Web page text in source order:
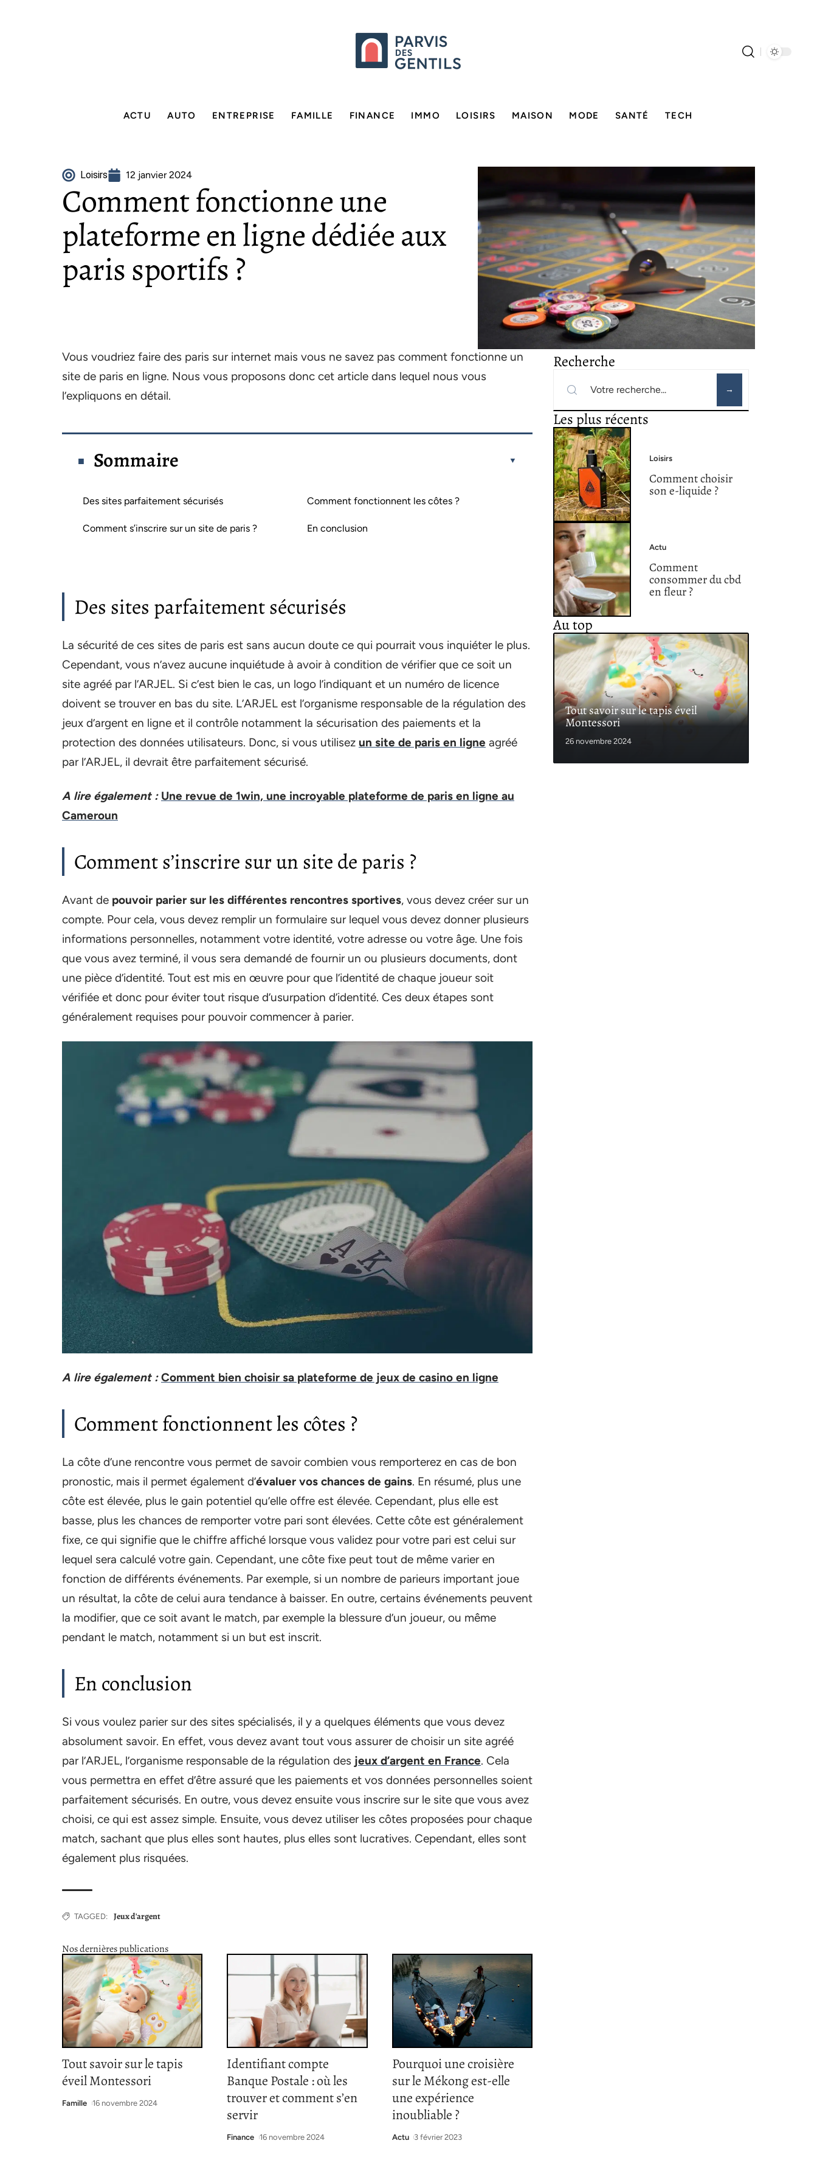
ACTU AUTO ENTREPRISE FAMILLE FINANCE IMMO LOISIRS MAISON MODE SANTÉ TECH
Loisirs 12 janvier 2024
Comment fonctionne une
plateforme en ligne dédiée aux
paris sportifs ?
Vous voudriez faire des paris sur internet mais vous ne savez pas comment fonctionne un
site de paris en ligne. Nous vous proposons donc cet article dans lequel nous vous
l’expliquons en détail.
Sommaire
Des sites parfaitement sécurisés
Comment s’inscrire sur un site de paris ?
Comment fonctionnent les côtes ?
En conclusion
Des sites parfaitement sécurisés
La sécurité de ces sites de paris est sans aucun doute ce qui pourrait vous inquiéter le plus.
Cependant, vous n’avez aucune inquiétude à avoir à condition de vérifier que ce soit un
site agréé par l’ARJEL. Si c’est bien le cas, un logo l’indiquant et un numéro de licence
doivent se trouver en bas du site. L’ARJEL est l’organisme responsable de la régulation des
jeux d’argent en ligne et il contrôle notamment la sécurisation des paiements et la
protection des données utilisateurs. Donc, si vous utilisez un site de paris en ligne agréé
par l’ARJEL, il devrait être parfaitement sécurisé.
A lire également : Une revue de 1win, une incroyable plateforme de paris en ligne au
Cameroun
Comment s’inscrire sur un site de paris ?
Avant de pouvoir parier sur les différentes rencontres sportives, vous devez créer sur un
compte. Pour cela, vous devez remplir un formulaire sur lequel vous devez donner plusieurs
informations personnelles, notamment votre identité, votre adresse ou votre âge. Une fois
que vous avez terminé, il vous sera demandé de fournir un ou plusieurs documents, dont
une pièce d’identité. Tout est mis en œuvre pour que l’identité de chaque joueur soit
vérifiée et donc pour éviter tout risque d’usurpation d’identité. Ces deux étapes sont
généralement requises pour pouvoir commencer à parier.
A lire également : Comment bien choisir sa plateforme de jeux de casino en ligne
Comment fonctionnent les côtes ?
La côte d’une rencontre vous permet de savoir combien vous remporterez en cas de bon
pronostic, mais il permet également d’évaluer vos chances de gains. En résumé, plus une
côte est élevée, plus le gain potentiel qu’elle offre est élevée. Cependant, plus elle est
basse, plus les chances de remporter votre pari sont élevées. Cette côte est généralement
fixe, ce qui signifie que le chiffre affiché lorsque vous validez pour votre pari est celui sur
lequel sera calculé votre gain. Cependant, une côte fixe peut tout de même varier en
fonction de différents événements. Par exemple, si un nombre de parieurs important joue
un résultat, la côte de celui aura tendance à baisser. En outre, certains événements peuvent
la modifier, que ce soit avant le match, par exemple la blessure d’un joueur, ou même
pendant le match, notamment si un but est inscrit.
En conclusion
Si vous voulez parier sur des sites spécialisés, il y a quelques éléments que vous devez
absolument savoir. En effet, vous devez avant tout vous assurer de choisir un site agréé
par l’ARJEL, l’organisme responsable de la régulation des jeux d’argent en France. Cela
vous permettra en effet d’être assuré que les paiements et vos données personnelles soient
parfaitement sécurisés. En outre, vous devez ensuite vous inscrire sur le site que vous avez
choisi, ce qui est assez simple. Ensuite, vous devez utiliser les côtes proposées pour chaque
match, sachant que plus elles sont hautes, plus elles sont lucratives. Cependant, elles sont
également plus risquées.
TAGGED: Jeux d'argent
Nos dernières publications
Tout savoir sur le tapis
éveil Montessori
Famille 16 novembre 2024
Identifiant compte
Banque Postale : où les
trouver et comment s’en
servir
Finance 16 novembre 2024
Pourquoi une croisière
sur le Mékong est-elle
une expérience
inoubliable ?
Actu 3 février 2023
Recherche
Les plus récents
Loisirs
Comment choisir
son e-liquide ?
Actu
Comment
consommer du cbd
en fleur ?
Au top
Tout savoir sur le tapis éveil
Montessori
26 novembre 2024